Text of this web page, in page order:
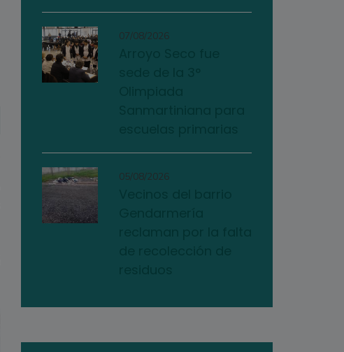
07/08/2026
05/08/2026